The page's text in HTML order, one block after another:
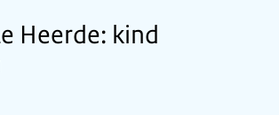
Heerde: kind